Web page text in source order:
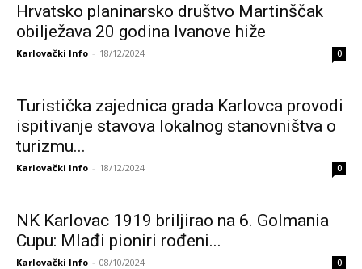
Hrvatsko planinarsko društvo Martinščak
obilježava 20 godina Ivanove hiže
Karlovački Info - 18/12/2024 0
Turistička zajednica grada Karlovca provodi
ispitivanje stavova lokalnog stanovništva o
turizmu...
Karlovački Info - 18/12/2024 0
NK Karlovac 1919 briljirao na 6. Golmania
Cupu: Mlađi pioniri rođeni...
Karlovački Info - 08/10/2024 0